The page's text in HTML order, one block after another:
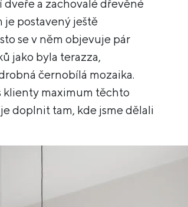
a zachovalé dřevěné
je postavený ještě
se v něm objevuje pár
jako byla terazza,
černobílá mozaika.
klienty maximum těchto
doplnit tam, kde jsme dělali